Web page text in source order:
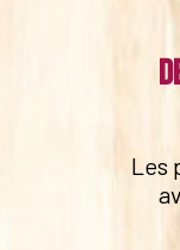
Les